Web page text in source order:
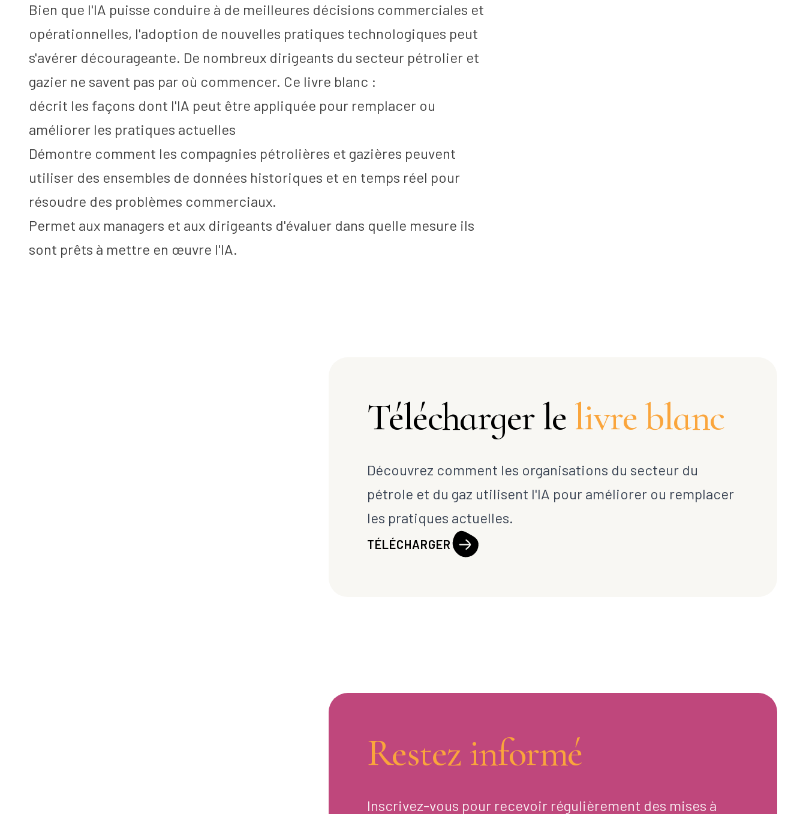
Bien que l'IA puisse conduire à de meilleures décisions commerciales et
opérationnelles, l'adoption de nouvelles pratiques technologiques peut
s'avérer décourageante. De nombreux dirigeants du secteur pétrolier et
gazier ne savent pas par où commencer. Ce livre blanc :
décrit les façons dont l'IA peut être appliquée pour remplacer ou
améliorer les pratiques actuelles
Démontre comment les compagnies pétrolières et gazières peuvent
utiliser des ensembles de données historiques et en temps réel pour
résoudre des problèmes commerciaux.
Permet aux managers et aux dirigeants d'évaluer dans quelle mesure ils
sont prêts à mettre en œuvre l'IA.
Télécharger lelivre blanc
Découvrez comment les organisations du secteur du
pétrole et du gaz utilisent l'IA pour améliorer ou remplacer
les pratiques actuelles.
TÉLÉCHARGER
Restez informé
Inscrivez-vous pour recevoir régulièrement des mises à